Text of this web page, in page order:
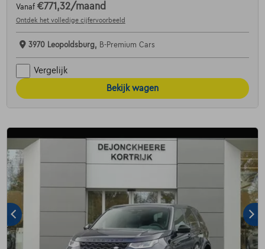
Vanaf €771,32/maand
Ontdek het volledige cijfervoorbeeld
3970 Leopoldsburg, B-Premium Cars
Vergelijk
Bekijk wagen